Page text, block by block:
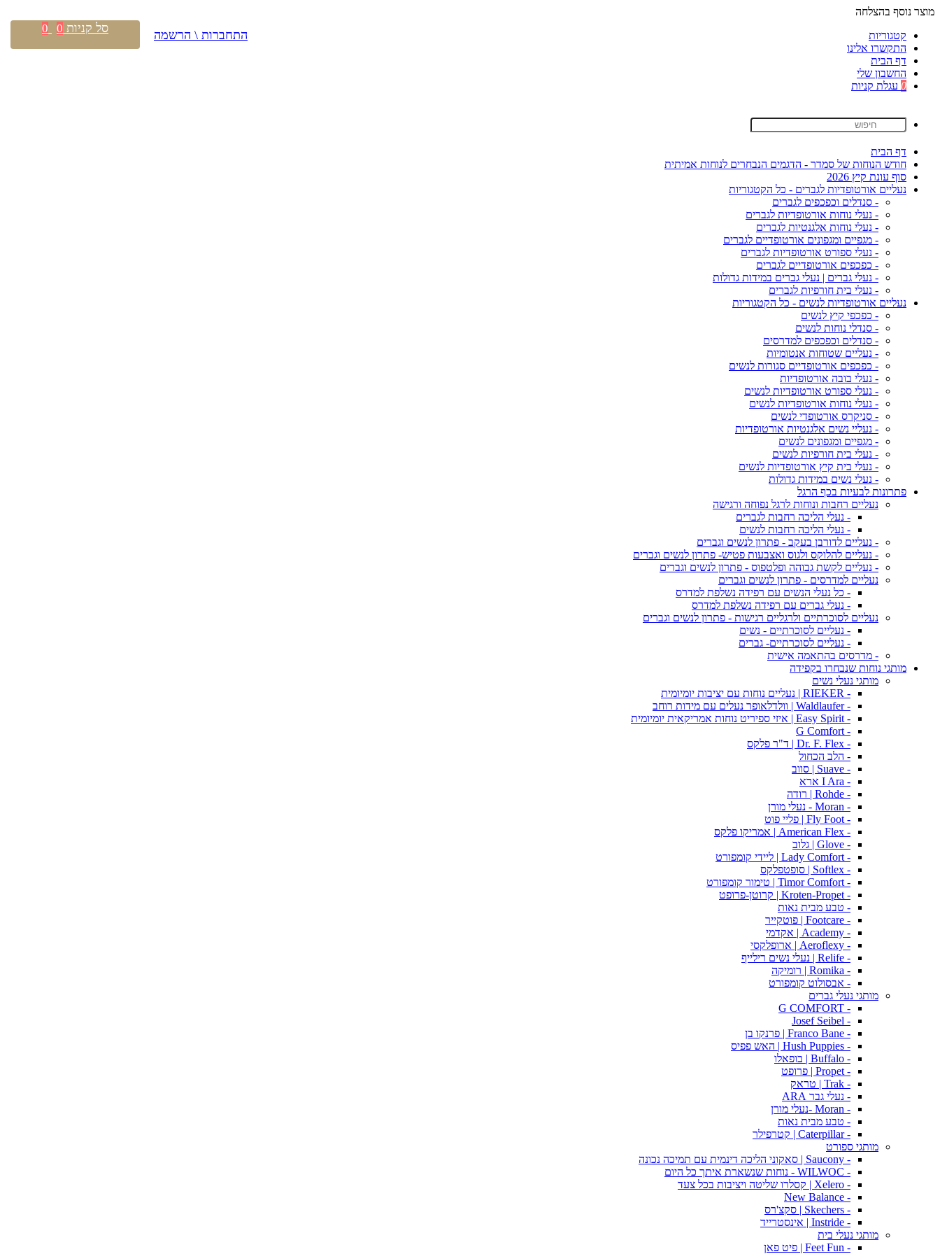
מוצר נוסף בהצלחה
קטגוריות
התקשרו אלינו
דף הבית
החשבון שלי
0 עגלת קניות
דף הבית
חודש הנוחות של סמדר - הדגמים הנבחרים לנוחות אמיתית
סוף עונת קיץ 2026
נעליים אורטופדיות לגברים - כל הקטגוריות
- סנדלים וכפכפים לגברים
- נעלי נוחות אורטופדיות לגברים
- נעלי נוחות אלגנטיות לגברים
- מגפיים ומגפונים אורטופדיים לגברים
- נעלי ספורט אורטופדיות לגברים
- כפכפים אורטופדיים לגברים
- נעלי גברים | נעלי גברים במידות גדולות
- נעלי בית חורפיות לגברים
נעליים אורטופדיות לנשים - כל הקטגוריות
- כפכפי קיץ לנשים
- סנדלי נוחות לנשים
- סנדלים וכפכפים למדרסים
- נעליים שטוחות אנטומיות
- כפכפים אורטופדיים סגורות לנשים
- נעלי בובה אורטופדיות
- נעלי ספורט אורטופדיות לנשים
- נעלי נוחות אורטופדיות לנשים
- סניקרס אורטופדי לנשים
- נעליי נשים אלגנטיות אורטופדיות
- מגפיים ומגפונים לנשים
- נעלי בית חורפיות לנשים
- נעלי בית קיץ אורטופדיות לנשים
- נעלי נשים במידות גדולות
פתרונות לבעיות בכף הרגל
נעליים רחבות ונוחות לרגל נפוחה ורגישה
- נעלי הליכה רחבות לגברים
- נעלי הליכה רחבות לנשים
- נעליים לדורבן בעקב - פתרון לנשים וגברים
- נעליים להלוקס ולגוס ואצבעות פטיש- פתרון לנשים וגברים
- נעליים לקשת גבוהה ופלטפוס - פתרון לנשים וגברים
נעליים למדרסים - פתרון לנשים וגברים
- כל נעלי הנשים עם רפידה נשלפת למדרס
- נעלי גברים עם רפידה נשלפת למדרס
נעליים לסוכרתיים ולרגליים רגישות - פתרון לנשים וגברים
- נעליים לסוכרתיים - נשים
- נעליים לסוכרתיים- גברים
- מדרסים בהתאמה אישית
מותגי נוחות שנבחרו בקפידה
מותגי נעלי נשים
- RIEKER | נעליים נוחות עם יציבות יומיומית
- Waldlaufer | וולדלאופר נעלים עם מידות רוחב
- Easy Spirit | איזי ספיריט נוחות אמריקאית יומיומית
- G Comfort
- Dr. F. Flex | ד"ר פלקס
- הלב הכחול
- Suave | סווב
- I Ara ארא
- Rohde | רודה
- Moran - נעלי מורן
- Fly Foot | פליי פוט
- American Flex | אמריקו פלקס
- Glove | גלוב
- Lady Comfort | ליידי קומפורט
- Softlex | סופטפלקס
- Timor Comfort | טימור קומפורט
- Kroten-Propet | קרוטן-פרופט
- טבע מבית נאות
- Footcare | פוטקייר
- Academy | אקדמי
- Aeroflexy | ארופלקסי
- Relife | נעלי נשים רילייף
- Romika | רומיקה
- אבסולוט קומפורט
מותגי נעלי גברים
- G COMFORT
- Josef Seibel
- Franco Bane | פרנקו בן
- Hush Puppies | האש פפיס
- Buffalo | בופאלו
- Propet | פרופט
- Trak | טראק
- נעלי גבר ARA
- Moran -נעלי מורן
- טבע מבית נאות
- Caterpillar | קטרפילר
מותגי ספורט
- Saucony | סאקוני הליכה דינמית עם תמיכה נכונה
- WILWOC - נוחות שנשארת איתך כל היום
- Xelero | קסלרו שליטה ויציבות בכל צעד
- New Balance
- Skechers | סקצ'רס
- Instride | אינסטרייד
מותגי נעלי בית
- Feet Fun | פיט פאן
התחברות \ הרשמה סל קניות 0
0